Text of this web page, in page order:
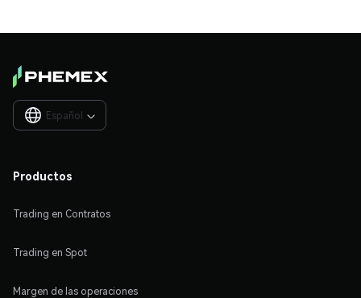
Español 
Productos
Trading en Contratos
Trading en Spot
Margen de las operaciones